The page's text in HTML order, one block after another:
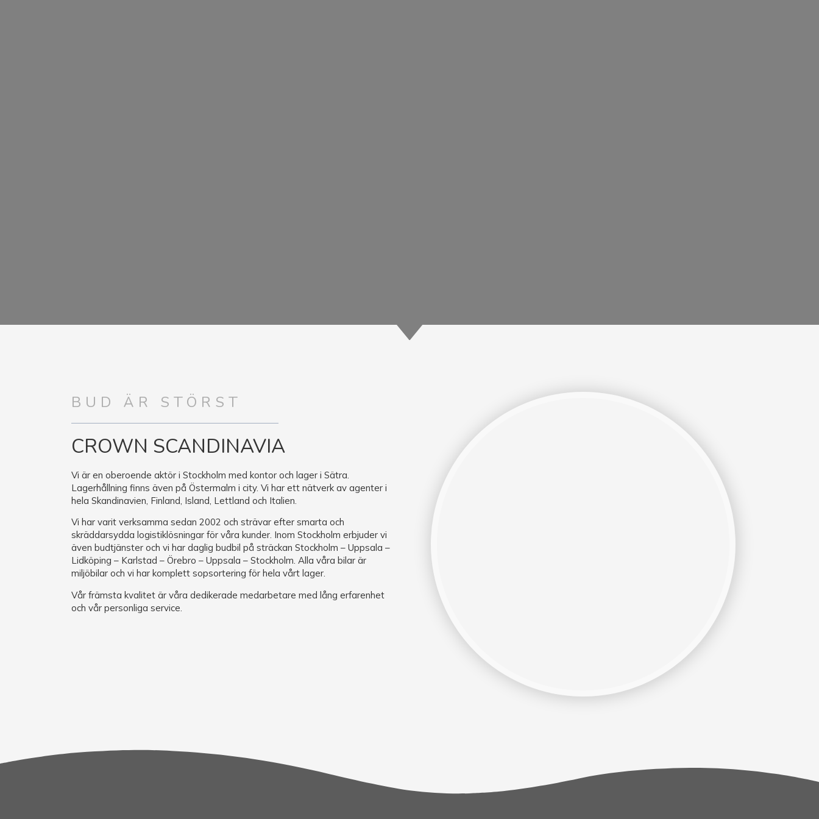
BUD ÄR STÖRST
CROWN SCANDINAVIA
Vi är en oberoende aktör i Stockholm med kontor och lager i Sätra.
Lagerhållning finns även på Östermalm i city. Vi har ett nätverk av agenter i
hela Skandinavien, Finland, Island, Lettland och Italien.
Vi har varit verksamma sedan 2002 och strävar efter smarta och
skräddarsydda logistiklösningar för våra kunder. Inom Stockholm erbjuder vi
även budtjänster och vi har daglig budbil på sträckan Stockholm – Uppsala –
Lidköping – Karlstad – Örebro – Uppsala – Stockholm. Alla våra bilar är
miljöbilar och vi har komplett sopsortering för hela vårt lager.
Vår främsta kvalitet är våra dedikerade medarbetare med lång erfarenhet
och vår personliga service.